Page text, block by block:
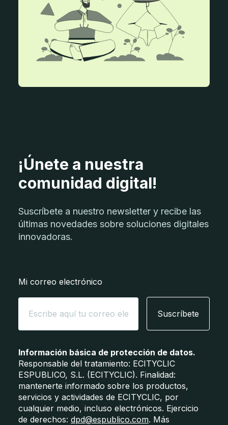
¡Únete a nuestra
comunidad digital!
Suscríbete a nuestro newsletter y recibe las
últimas novedades sobre soluciones digitales
innovadoras.
Mi correo electrónico
Suscríbete
Información básica de protección de datos.
Responsable del tratamiento: ECITYCLIC
ESPUBLICO, S.L. (ECITYCLIC). Finalidad:
mantenerte informado sobre los productos,
servicios y actividades de ECITYCLIC, por
cualquier medio, incluso electrónicos. Ejercicio
de derechos: dpd@espublico.com. Más